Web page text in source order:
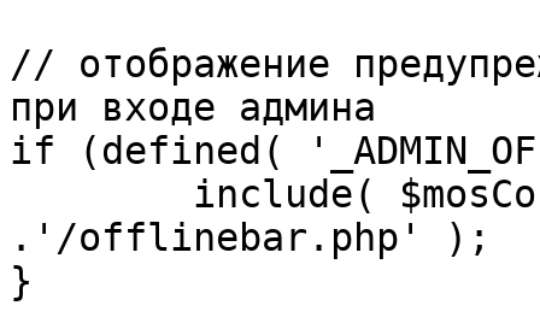
// отображение
при входе админа
if (defined(
.'/offlinebar.php' );
}